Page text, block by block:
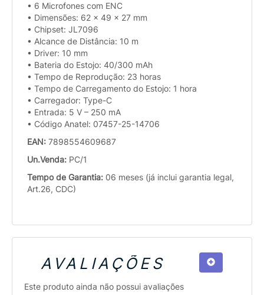
• 6 Microfones com ENC
• Dimensões: 62 x 49 x 27 mm
• Chipset: JL7096
• Alcance de Distância: 10 m
• Driver: 10 mm
• Bateria do Estojo: 40/300 mAh
• Tempo de Reprodução: 23 horas
• Tempo de Carregamento do Estojo: 1 hora
• Carregador: Type-C
• Entrada: 5 V – 250 mA
• Código Anatel: 07457-25-14706
EAN: 7898554609687
Un.Venda: PC/1
Tempo de Garantia: 06 meses (já inclui garantia legal,
Art.26, CDC)
AVALIAÇÕES
Este produto ainda não possui avaliações